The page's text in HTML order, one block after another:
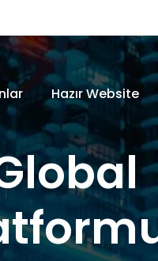
Hazır Website